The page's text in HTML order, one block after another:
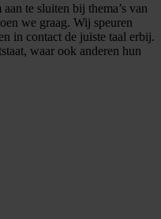
te sluiten bij thema’s van
we graag. Wij speuren
in contact de juiste taal erbij.
waar ook anderen hun